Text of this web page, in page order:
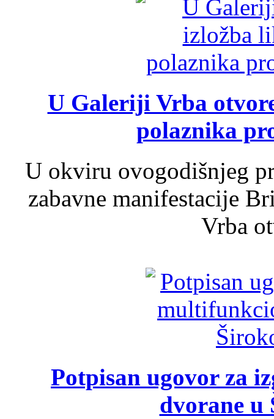
U Galeriji Vrba
polaznika
U okviru ovogodišnjeg
zabavne manifestacije
Vrba
Potpisan ugovor za
dvorane u